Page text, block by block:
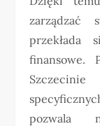
zarządzać
przekłada
finansowe.
pozwala